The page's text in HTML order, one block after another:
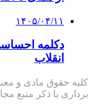
۱۴۰۵/۰۴/۱۱
دکلمه‌
انقلاب
کلیه حقوق مادی و
برداری با ذکر منبع